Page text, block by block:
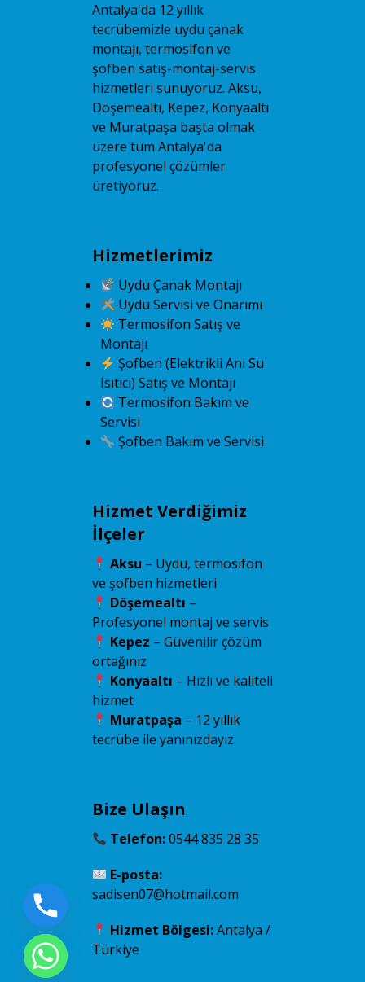
Antalya'da 12 yıllık
tecrübemizle uydu çanak
montajı, termosifon ve
şofben satış-montaj-servis
hizmetleri sunuyoruz. Aksu,
Döşemealtı, Kepez, Konyaaltı
ve Muratpaşa başta olmak
üzere tüm Antalya'da
profesyonel çözümler
üretiyoruz.
Hizmetlerimiz
Uydu Çanak Montajı
Uydu Servisi ve Onarımı
Termosifon Satış ve
Montajı
Şofben (Elektrikli Ani Su
Isıtıcı) Satış ve Montajı
Termosifon Bakım ve
Servisi
Şofben Bakım ve Servisi
Hizmet Verdiğimiz
İlçeler
Aksu – Uydu, termosifon
ve şofben hizmetleri
Döşemealtı –
Profesyonel montaj ve servis
Kepez – Güvenilir çözüm
ortağınız
Konyaaltı – Hızlı ve kaliteli
hizmet
Muratpaşa – 12 yıllık
tecrübe ile yanınızdayız
Bize Ulaşın
Telefon:0544 835 28 35
E-posta:
sadisen07@hotmail.com
Hizmet Bölgesi:Antalya /
Türkiye